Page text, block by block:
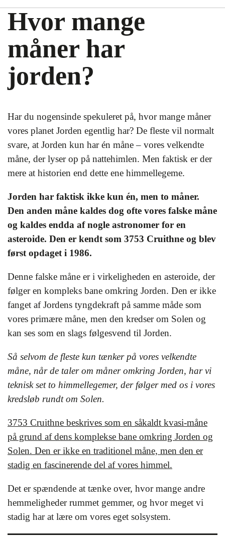
Hvor mange
måner har
jorden?
Har du nogensinde spekuleret på, hvor mange måner
vores planet Jorden egentlig har? De fleste vil normalt
svare, at Jorden kun har én måne – vores velkendte
måne, der lyser op på nattehimlen. Men faktisk er der
mere at historien end dette ene himmellegeme.
Jorden har faktisk ikke kun én, men to måner.
Den anden måne kaldes dog ofte vores falske måne
og kaldes endda af nogle astronomer for en
asteroide. Den er kendt som 3753 Cruithne og blev
først opdaget i 1986.
Denne falske måne er i virkeligheden en asteroide, der
følger en kompleks bane omkring Jorden. Den er ikke
fanget af Jordens tyngdekraft på samme måde som
vores primære måne, men den kredser om Solen og
kan ses som en slags følgesvend til Jorden.
Så selvom de fleste kun tænker på vores velkendte
måne, når de taler om måner omkring Jorden, har vi
teknisk set to himmellegemer, der følger med os i vores
kredsløb rundt om Solen.
3753 Cruithne beskrives som en såkaldt kvasi-måne
på grund af dens komplekse bane omkring Jorden og
Solen. Den er ikke en traditionel måne, men den er
stadig en fascinerende del af vores himmel.
Det er spændende at tænke over, hvor mange andre
hemmeligheder rummet gemmer, og hvor meget vi
stadig har at lære om vores eget solsystem.